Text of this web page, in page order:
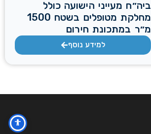
ביה״ח מעייני הישועה כולל
מחלקת מטופלים בשטח 1500
מ״ר במתכונת חירום
למידע נוסף